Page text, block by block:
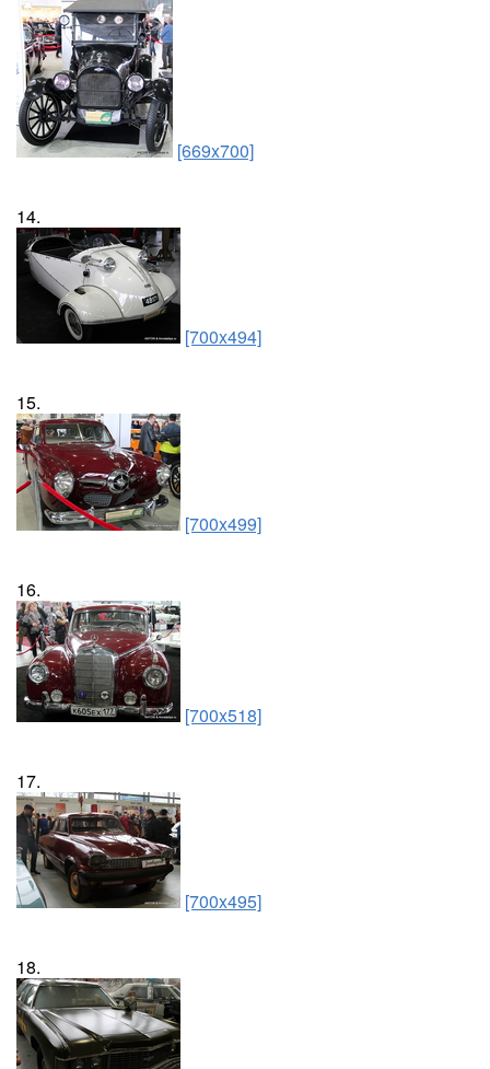
[669x700]
14.
[700x494]
15.
[700x499]
16.
[700x518]
17.
[700x495]
18.